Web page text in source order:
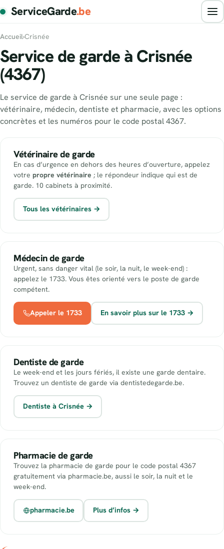
ServiceGarde.be
Accueil›Crisnée
Service de garde à Crisnée
(4367)
Le service de garde à Crisnée sur une seule page :
vétérinaire, médecin, dentiste et pharmacie, avec les options
concrètes et les numéros pour le code postal 4367.
Vétérinaire de garde
En cas d’urgence en dehors des heures d’ouverture, appelez
votre propre vétérinaire ; le répondeur indique qui est de
garde. 10 cabinets à proximité.
Tous les vétérinaires →
Médecin de garde
Urgent, sans danger vital (le soir, la nuit, le week-end) :
appelez le 1733. Vous êtes orienté vers le poste de garde
compétent.
Appeler le 1733 En savoir plus sur le 1733 →
Dentiste de garde
Le week-end et les jours fériés, il existe une garde dentaire.
Trouvez un dentiste de garde via dentistedegarde.be.
Dentiste à Crisnée →
Pharmacie de garde
Trouvez la pharmacie de garde pour le code postal 4367
gratuitement via pharmacie.be, aussi le soir, la nuit et le
week-end.
pharmacie.be Plus d’infos →